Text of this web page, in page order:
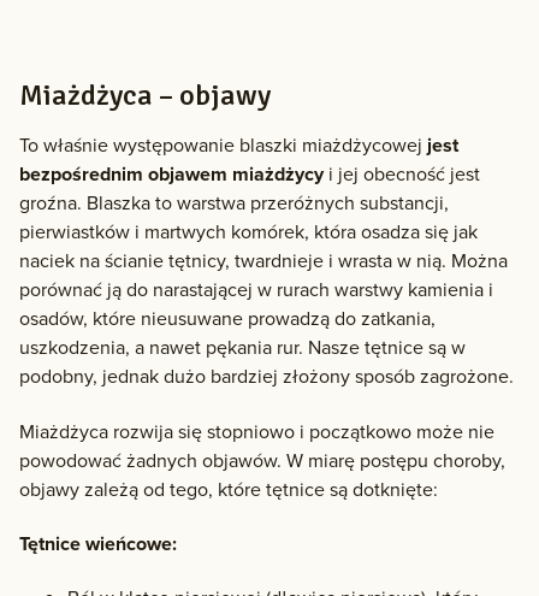
Miażdżyca – objawy
To właśnie występowanie blaszki miażdżycowej jest
bezpośrednim objawem miażdżycyi jej obecność jest
groźna. Blaszka to warstwa przeróżnych substancji,
pierwiastków i martwych komórek, która osadza się jak
naciek na ścianie tętnicy, twardnieje i wrasta w nią. Można
porównać ją do narastającej w rurach warstwy kamienia i
osadów, które nieusuwane prowadzą do zatkania,
uszkodzenia, a nawet pękania rur. Nasze tętnice są w
podobny, jednak dużo bardziej złożony sposób zagrożone.
Miażdżyca rozwija się stopniowo i początkowo może nie
powodować żadnych objawów. W miarę postępu choroby,
objawy zależą od tego, które tętnice są dotknięte:
Tętnice wieńcowe: